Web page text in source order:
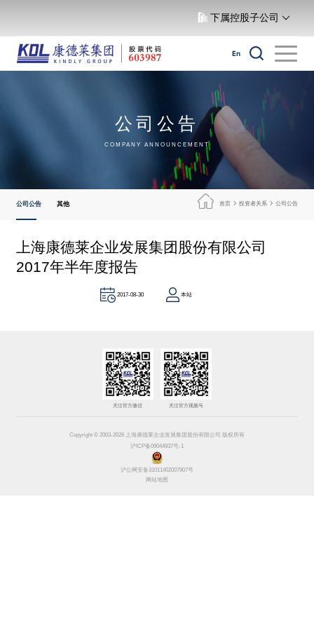
下属控股子公司
En
公司公告
COMPANY ANNOUNCEMENT
公司公告 其他 首页 投资者关系 公司公告
上海康德莱企业发展集团股份有限公司
2017年半年度报告
2017-08-30 本站
关注官方微信 关注官方视频号
Copyright © 2003-2026 上海康德莱企业发展集团股份有限公司 版权所有
沪ICP备09044937号-1
沪公网安备31011402007907号
网站地图